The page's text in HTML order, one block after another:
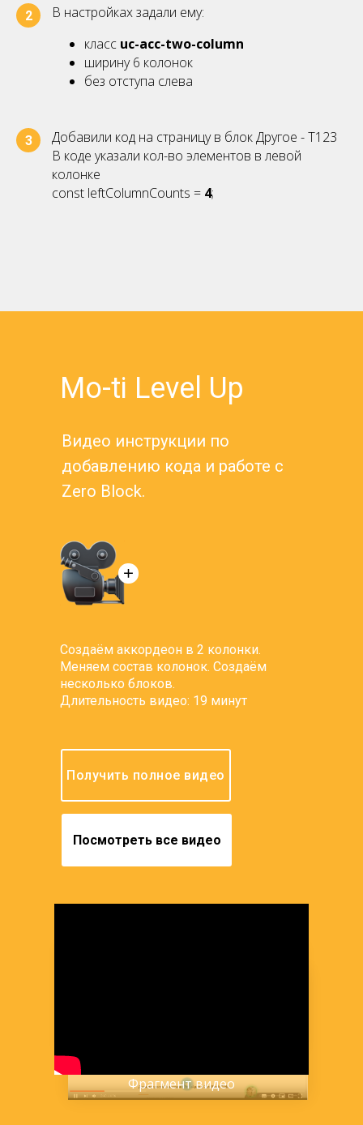
2
В настройках задали ему:
класс uc-acc-two-column
ширину 6 колонок
без отступа слева
3
Добавили код на страницу в блок Другое - Т123
В коде указали кол-во элементов в левой
колонке
const leftColumnCounts = 4;
Mo-ti Level Up
Видео инструкции по
добавлению кода и работе с
Zero Block.
Получить полное видео
Посмотреть все видео
Создаём аккордеон в 2 колонки.
Меняем состав колонок. Создаём
несколько блоков.
Длительность видео: 19 минут
Фрагмент видео